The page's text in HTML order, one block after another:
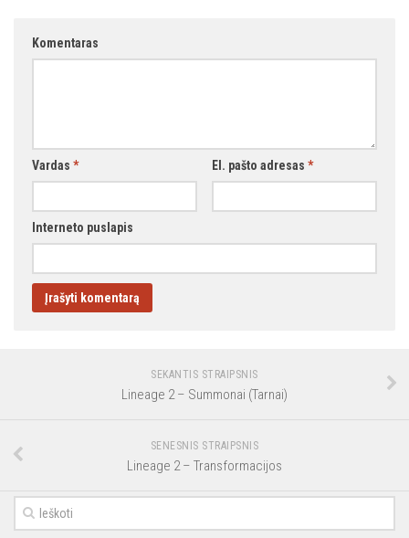
Komentaras
Vardas * El. pašto adresas *
Interneto puslapis
SEKANTIS STRAIPSNIS
Lineage 2 – Summonai (Tarnai)
SENESNIS STRAIPSNIS
Lineage 2 – Transformacijos